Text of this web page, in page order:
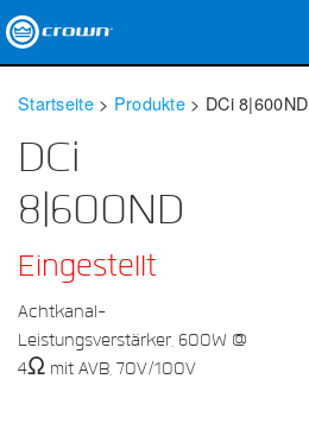
Anwendungen
Netzwerk-Audio
Fallstudien
Unsere Geschichte
Startseite> Produkte > DCi 8|600ND
DCi
8|600ND
Eingestellt
Achtkanal-
Leistungsverstärker, 600W @
4Ω mit AVB, 70V/100V